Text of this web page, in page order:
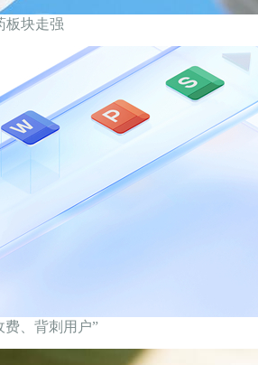
期货上扬，SpaceX跌逾10%；光通信
价格齐涨